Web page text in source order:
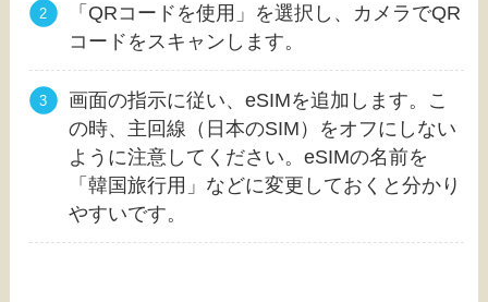
「QRコードを使用」を選択し、カメラでQR
コードをスキャンします。
画面の指示に従い、eSIMを追加します。こ
の時、主回線（日本のSIM）をオフにしない
ように注意してください。eSIMの名前を
「韓国旅行用」などに変更しておくと分かり
やすいです。